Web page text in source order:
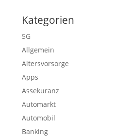
Kategorien
5G
Allgemein
Altersvorsorge
Apps
Assekuranz
Automarkt
Automobil
Banking